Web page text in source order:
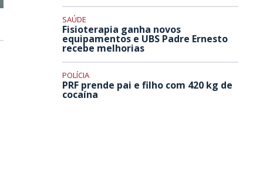
SAÚDE
Fisioterapia ganha novos
equipamentos e UBS Padre Ernesto
recebe melhorias
POLÍCIA
PRF prende pai e filho com 420 kg de
cocaína